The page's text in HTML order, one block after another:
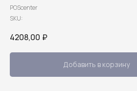
POScenter
SKU:
4208,00 ₽
Добавить в корзину